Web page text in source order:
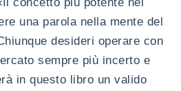
una parola nella mente del
desideri operare con
sempre più incerto e
in questo libro un valido